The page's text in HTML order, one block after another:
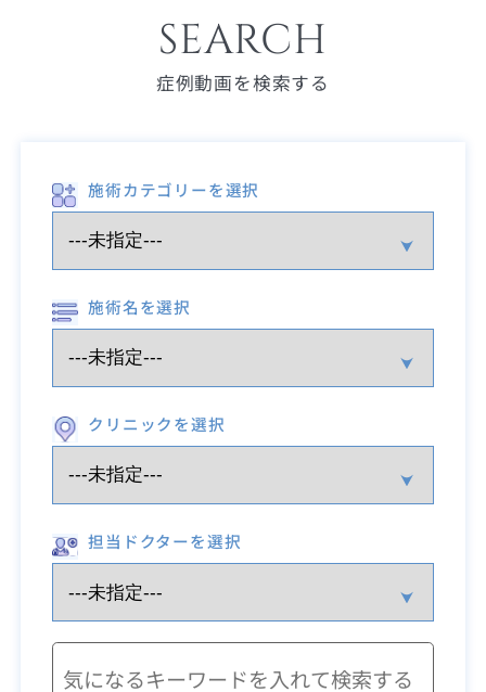
SEARCH
症例動画を検索する
施術カテゴリーを選択
施術名を選択
クリニックを選択
担当ドクターを選択